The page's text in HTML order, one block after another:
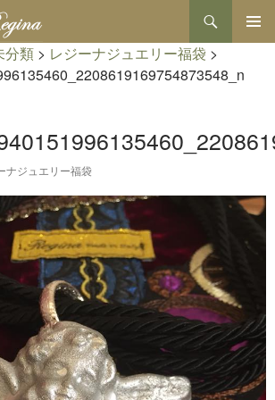
ン
テ
ン
ス
キ
分類 > レジーナジュエリー福袋 >
ナジュエリー福袋